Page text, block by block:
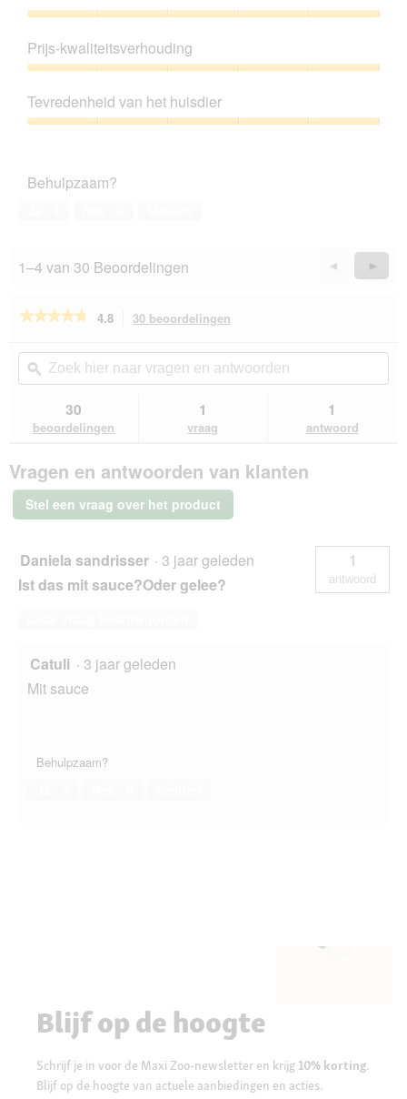
5
van
5
Prijs-kwaliteitsverhouding
kwaliteitsverhouding,
5
van
Tevredenheid van het huisdier
huisdier,
Behulpzaam?
1–4 van 30 Beoordelingen
Vorige
Reviews
◄ ►
★★★★★
★★★★★
de
Beoordelingen
van
Diet
kip
24x85
4.8 30 beoordelingen
actie
navigeert
u
beoordelingen.
Zoek
hier
naar
antwoorden
ϙ
30
beoordelingen
1
vraag
1
antwoord
Vragen en antwoorden van klanten
Stel een vraag over het product
Daniela sandrisser · 3 jaar geleden
Ist das mit sauce?Oder gelee?
1
antwoord
Catuli · 3 jaar geleden
Mit sauce
Behulpzaam?
Blijf op de hoogte
Schrijf je in voor de Maxi Zoo-newsletter en krijg 10% korting.
Blijf op de hoogte van actuele aanbiedingen en acties.